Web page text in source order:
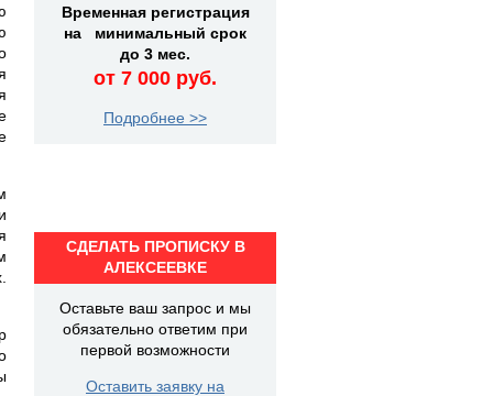
Временная регистрация
на минимальный срок
до 3 мес.
от 7 000 руб.
Подробнее >>
СДЕЛАТЬ ПРОПИСКУ В
АЛЕКСЕЕВКЕ
Оставьте ваш запрос и мы
обязательно ответим при
первой возможности
Оставить заявку на